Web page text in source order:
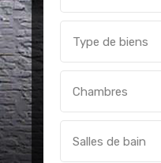
Type de biens
Chambres
Salles de bain